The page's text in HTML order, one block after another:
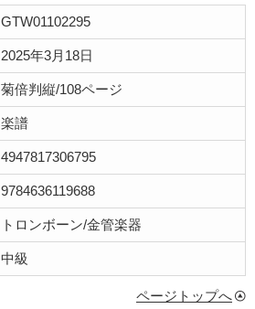
GTW01102295
2025年3月18日
菊倍判縦/108ページ
楽譜
4947817306795
9784636119688
トロンボーン/金管楽器
中級
ページトップへ